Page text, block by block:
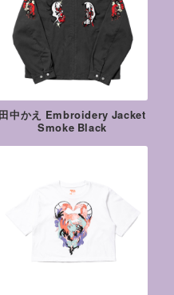
田中かえ Embroidery Jacket
Smoke Black